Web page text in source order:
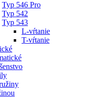
Typ 546 Pro
Typ 542
Typ 543
L-vŕtanie
T-vŕtanie